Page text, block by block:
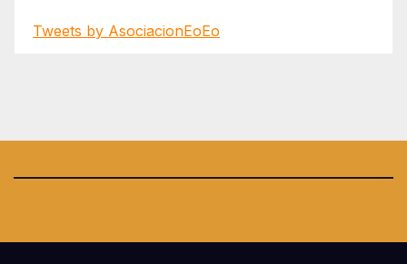
Tweets by AsociacionEoEo